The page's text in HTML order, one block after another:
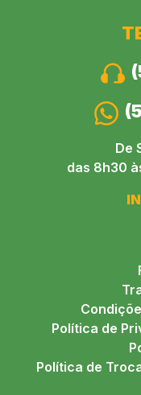
De
das 8h30
Política de
Política de